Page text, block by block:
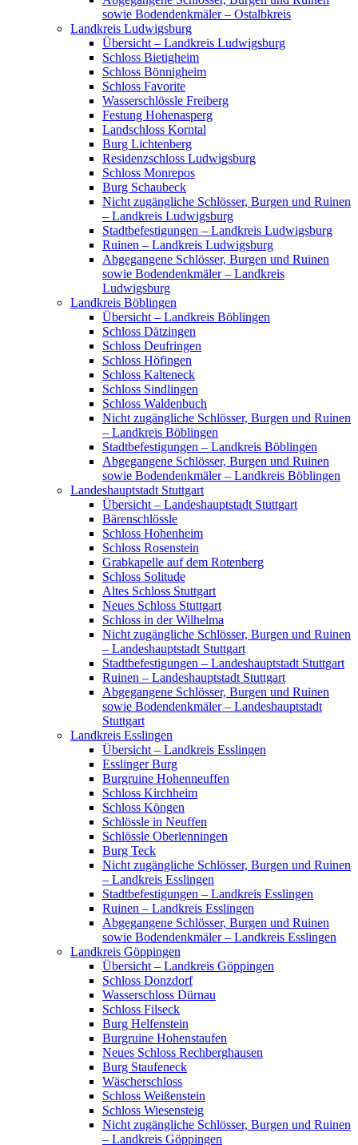
sowie Bodendenkmäler – Ostalbkreis
Landkreis Ludwigsburg
Übersicht – Landkreis Ludwigsburg
Schloss Bietigheim
Schloss Bönnigheim
Schloss Favorite
Wasserschlössle Freiberg
Festung Hohenasperg
Landschloss Korntal
Burg Lichtenberg
Residenzschloss Ludwigsburg
Schloss Monrepos
Burg Schaubeck
Nicht zugängliche Schlösser, Burgen und Ruinen
– Landkreis Ludwigsburg
Stadtbefestigungen – Landkreis Ludwigsburg
Ruinen – Landkreis Ludwigsburg
Abgegangene Schlösser, Burgen und Ruinen
sowie Bodendenkmäler – Landkreis
Ludwigsburg
Landkreis Böblingen
Übersicht – Landkreis Böblingen
Schloss Dätzingen
Schloss Deufringen
Schloss Höfingen
Schloss Kalteneck
Schloss Sindlingen
Schloss Waldenbuch
Nicht zugängliche Schlösser, Burgen und Ruinen
– Landkreis Böblingen
Stadtbefestigungen – Landkreis Böblingen
Abgegangene Schlösser, Burgen und Ruinen
sowie Bodendenkmäler – Landkreis Böblingen
Landeshauptstadt Stuttgart
Übersicht – Landeshauptstadt Stuttgart
Bärenschlössle
Schloss Hohenheim
Schloss Rosenstein
Grabkapelle auf dem Rotenberg
Schloss Solitude
Altes Schloss Stuttgart
Neues Schloss Stuttgart
Schloss in der Wilhelma
Nicht zugängliche Schlösser, Burgen und Ruinen
– Landeshauptstadt Stuttgart
Stadtbefestigungen – Landeshauptstadt Stuttgart
Ruinen – Landeshauptstadt Stuttgart
Abgegangene Schlösser, Burgen und Ruinen
sowie Bodendenkmäler – Landeshauptstadt
Stuttgart
Landkreis Esslingen
Übersicht – Landkreis Esslingen
Esslinger Burg
Burgruine Hohenneuffen
Schloss Kirchheim
Schloss Köngen
Schlössle in Neuffen
Schlössle Oberlenningen
Burg Teck
Nicht zugängliche Schlösser, Burgen und Ruinen
– Landkreis Esslingen
Stadtbefestigungen – Landkreis Esslingen
Ruinen – Landkreis Esslingen
Abgegangene Schlösser, Burgen und Ruinen
sowie Bodendenkmäler – Landkreis Esslingen
Landkreis Göppingen
Übersicht – Landkreis Göppingen
Schloss Donzdorf
Wasserschloss Dürnau
Schloss Filseck
Burg Helfenstein
Burgruine Hohenstaufen
Neues Schloss Rechberghausen
Burg Staufeneck
Wäscherschloss
Schloss Weißenstein
Schloss Wiesensteig
Nicht zugängliche Schlösser, Burgen und Ruinen
– Landkreis Göppingen